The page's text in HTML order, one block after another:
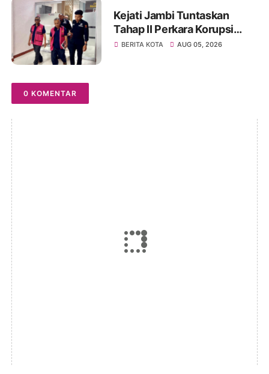
Kejati Jambi Tuntaskan
Tahap II Perkara Korupsi
Pengadaan Tanah Akses
BERITA KOTA AUG 05, 2026
0 KOMENTAR